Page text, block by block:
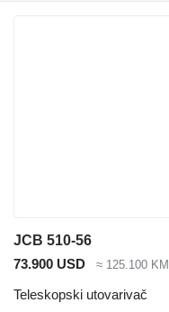
JCB 510-56
73.900 USD
≈ 125.100 KM
Teleskopski utovarivač